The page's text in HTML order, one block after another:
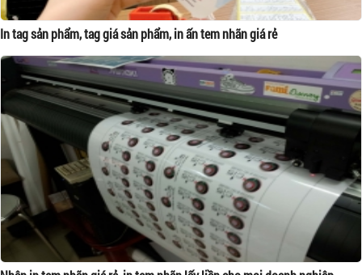
In tag sản phẩm, tag giá sản phẩm, in ấn tem nhãn giá rẻ